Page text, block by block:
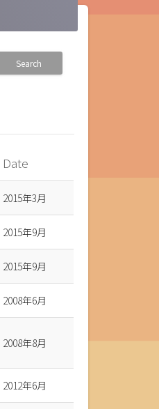
Search
Date
2015年3月
2015年9月
2015年9月
2008年6月
2008年8月
2012年6月